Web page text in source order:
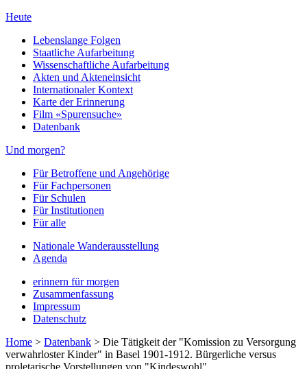
Heute
Lebenslange Folgen
Staatliche Aufarbeitung
Wissenschaftliche Aufarbeitung
Akten und Akteneinsicht
Internationaler Kontext
Karte der Erinnerung
Film «Spurensuche»
Datenbank
Und morgen?
Für Betroffene und Angehörige
Für Fachpersonen
Für Schulen
Für Institutionen
Für alle
Nationale Wanderausstellung
Agenda
erinnern für morgen
Zusammenfassung
Impressum
Datenschutz
Home > Datenbank > Die Tätigkeit der "Komission zu Versorgung
verwahrloster Kinder" in Basel 1901-1912. Bürgerliche versus
proletarische Vorstellungen von "Kindeswohl"